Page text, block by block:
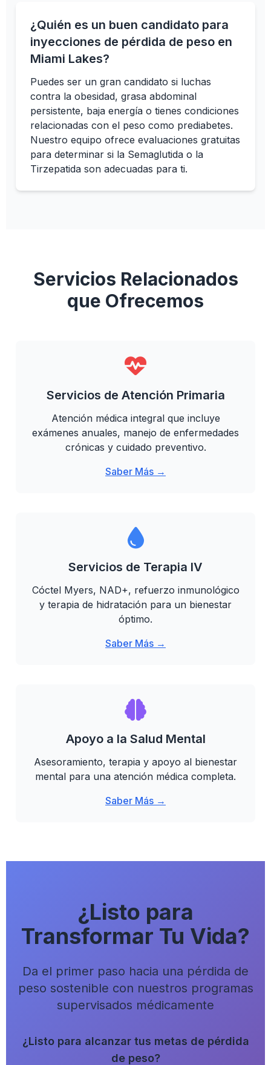
¿Quién es un buen candidato para
inyecciones de pérdida de peso en
Miami Lakes?
Puedes ser un gran candidato si luchas
contra la obesidad, grasa abdominal
persistente, baja energía o tienes condiciones
relacionadas con el peso como prediabetes.
Nuestro equipo ofrece evaluaciones gratuitas
para determinar si la Semaglutida o la
Tirzepatida son adecuadas para ti.
Servicios Relacionados
que Ofrecemos
Servicios de Atención Primaria
Atención médica integral que incluye
exámenes anuales, manejo de enfermedades
crónicas y cuidado preventivo.
Saber Más →
Servicios de Terapia IV
Cóctel Myers, NAD+, refuerzo inmunológico
y terapia de hidratación para un bienestar
óptimo.
Saber Más →
Apoyo a la Salud Mental
Asesoramiento, terapia y apoyo al bienestar
mental para una atención médica completa.
Saber Más →
¿Listo para
Transformar Tu Vida?
Da el primer paso hacia una pérdida de
peso sostenible con nuestros programas
supervisados médicamente
¿Listo para alcanzar tus metas de pérdida
de peso?